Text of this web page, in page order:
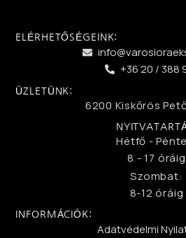
ELÉRHETŐSÉGEINK:
+36 20 / 388
ÜZLETÜNK:
6200 Kiskőrös
Hétfő -
8 - 17 óráig
Szombat:
8-12 óráig
INFORMÁCIÓK:
Adatvédelmi